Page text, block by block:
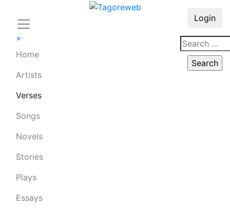
×
Home
Artists
Verses
Songs
Novels
Stories
Plays
Essays
Login